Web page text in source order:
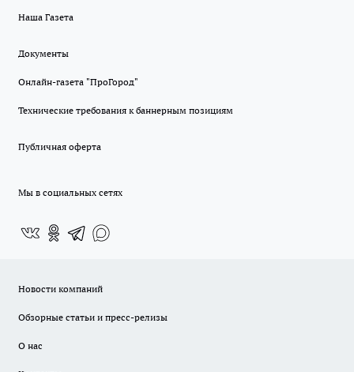
Наша Газета
Документы
Онлайн-газета "ПроГород"
Технические требования к баннерным позициям
Публичная оферта
Мы в социальных сетях
Новости компаний
Обзорные статьи и пресс-релизы
О нас